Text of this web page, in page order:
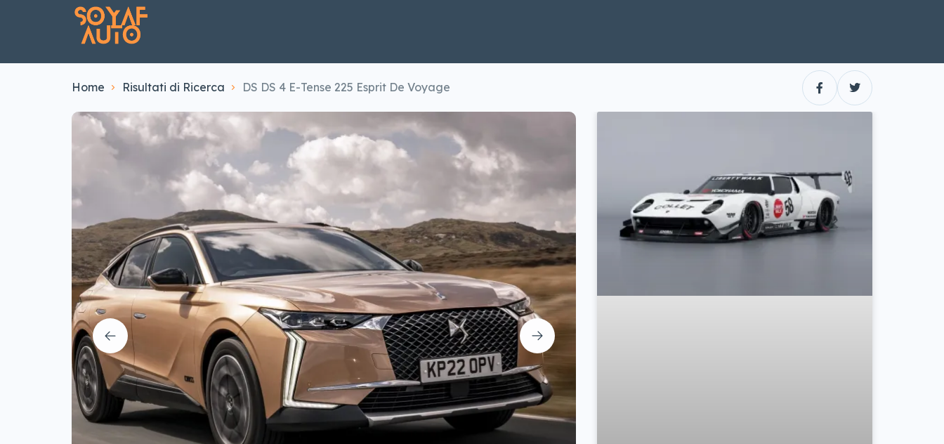
Home Risultati di Ricerca DS DS 4 E-Tense 225 Esprit De Voyage